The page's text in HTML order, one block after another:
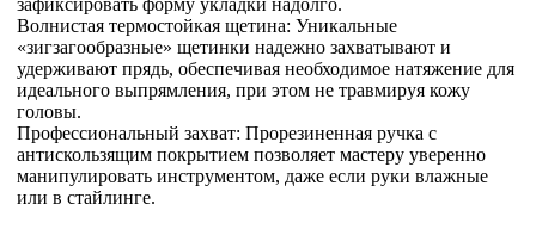
зафиксировать форму укладки надолго.
Волнистая термостойкая щетина: Уникальные
«зигзагообразные» щетинки надежно захватывают и
удерживают прядь, обеспечивая необходимое натяжение для
идеального выпрямления, при этом не травмируя кожу
головы.
Профессиональный захват: Прорезиненная ручка с
антискользящим покрытием позволяет мастеру уверенно
манипулировать инструментом, даже если руки влажные
или в стайлинге.